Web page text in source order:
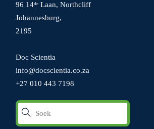
96 14ᵈᵉ Laan, Northcliff
Johannesburg,
2195
Doc Scientia
info@docscientia.co.za
+27 010 443 7198